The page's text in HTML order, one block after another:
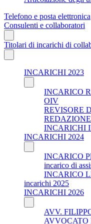
Telefono e posta elettronica
Consulenti e collaboratori
Titolari di incarichi di
INCARICHI 2023
INCARICO
OIV
REVISORE
INCARICHI
INCARICHI 2024
INCARICO
incarico di
INCARICO
incarichi 2025
INCARICHI 2026
AVV.